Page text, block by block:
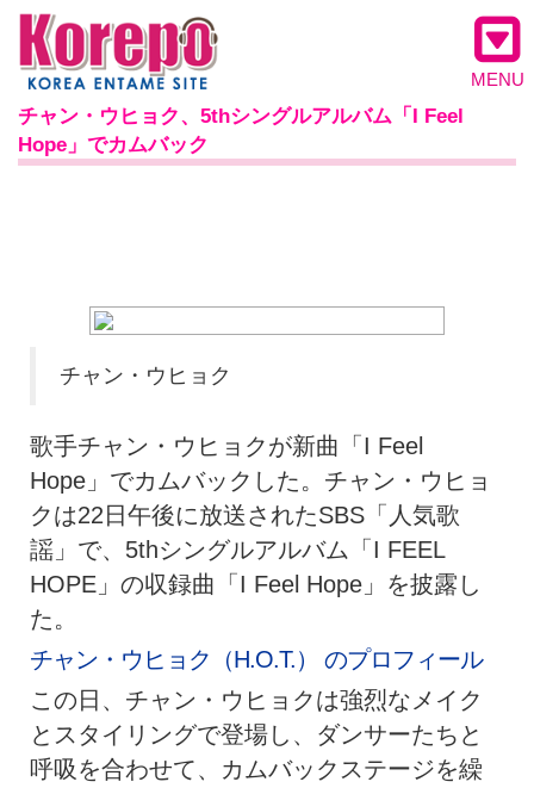
MENU
チャン・ウヒョク、5thシングルアルバム「I Feel
Hope」でカムバック
チャン・ウヒョク
歌手チャン・ウヒョクが新曲「I Feel
Hope」でカムバックした。チャン・ウヒョ
クは22日午後に放送されたSBS「人気歌
謡」で、5thシングルアルバム「I FEEL
HOPE」の収録曲「I Feel Hope」を披露し
た。
チャン・ウヒョク（H.O.T.） のプロフィール
この日、チャン・ウヒョクは強烈なメイク
とスタイリングで登場し、ダンサーたちと
呼吸を合わせて、カムバックステージを繰